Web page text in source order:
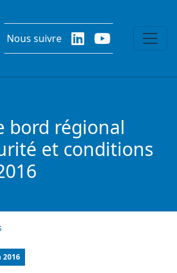
Nous suivre
bord régional
et conditions
2016